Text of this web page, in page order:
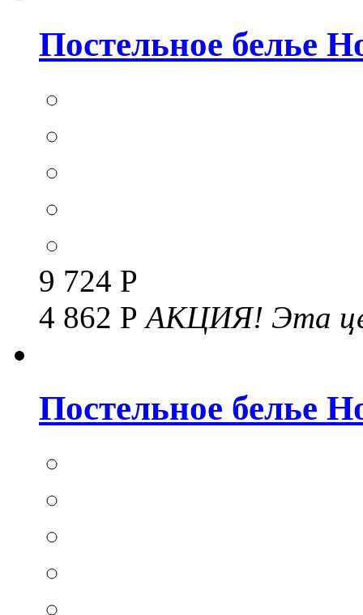
Постельное белье
9 724 Р
4 862 РАКЦИЯ! Эта
Постельное белье